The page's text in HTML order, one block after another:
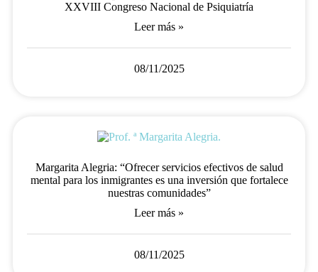
XXVIII Congreso Nacional de Psiquiatría
Leer más »
08/11/2025
Margarita Alegria: “Ofrecer servicios efectivos de salud
mental para los inmigrantes es una inversión que fortalece
nuestras comunidades”
Leer más »
08/11/2025